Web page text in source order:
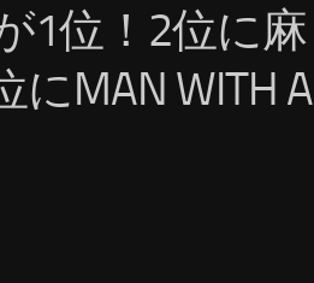
1位！2位に麻
MAN WITH A